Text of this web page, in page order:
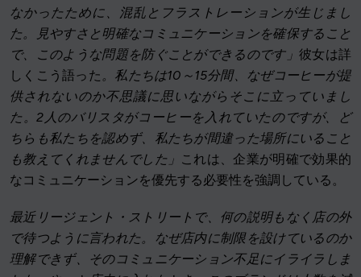
なかったために、混乱とフラストレーションが生じまし
た。見やすさと明確なコミュニケーションを確保すること
で、このような問題を防ぐことができるのです」彼女は詳
しくこう語った 。私たちは10～15分間、なぜコーヒーが提
供されないのか不思議に思いながらそこに立っていまし
た。2人のバリスタがコーヒーを入れていたのですが、ど
ちらも私たちを認めず、私たちが間違った場所にいること
も教えてくれませんでした」 これは、企業が明確で効果的
なコミュニケーションを優先する必要性を強調している。
最近リージェント・ストリートで、何の説明もなく店の外
で待つように言われた。なぜ店内に制限を設けているのか
理解できず、そのコミュニケーション不足にイライラしま